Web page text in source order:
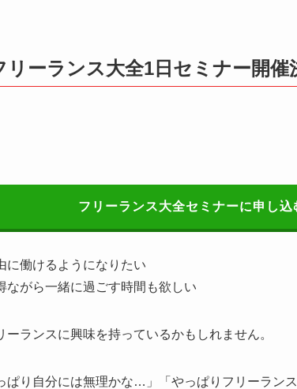
リーランス大全1日セミナー開催
フリーランス大全セミナーに申し込
に働けるようになりたい
ながら一緒に過ごす時間も欲しい
ランスに興味を持っているかもしれません。
ぱり自分には無理かな…」「やっぱりフリーラン